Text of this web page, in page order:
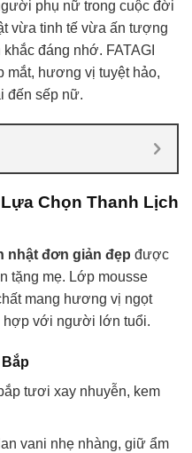
phụ nữ trong cuộc đời
vừa tinh tế vừa ấn tượng
đáng nhớ. FATAGI
mắt, hương vị tuyệt hảo,
đến sếp nữ.
Chọn Thanh Lịch
nhật đơn giản đẹp được
tặng mẹ. Lớp mousse
mang hương vị ngọt
hợp với người lớn tuổi.
tươi xay nhuyễn, kem
vani nhẹ nhàng, giữ ẩm